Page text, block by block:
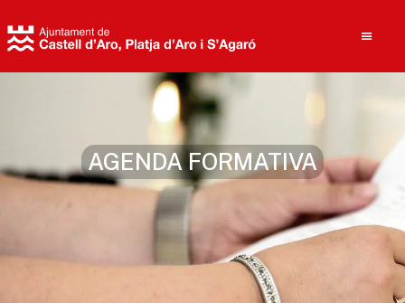
Cerca
AGENDA FORMATIVA